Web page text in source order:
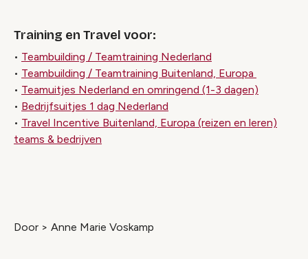
Training en Travel voor:
• Teambuilding / Teamtraining Nederland
• Teambuilding / Teamtraining Buitenland, Europa
• Teamuitjes Nederland en omringend (1-3 dagen)
• Bedrijfsuitjes 1 dag Nederland
• Travel Incentive Buitenland, Europa (reizen en leren)
teams & bedrijven
Door > Anne Marie Voskamp